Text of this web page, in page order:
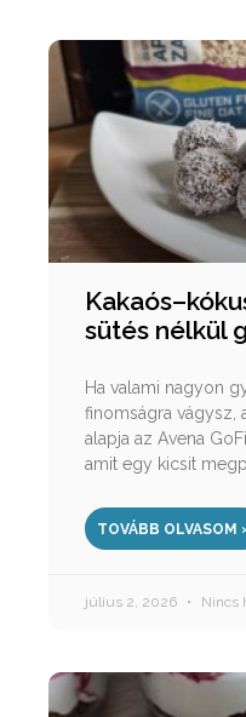
sütés nélkül
Ha valami nagyon
finomságra vágysz,
alapja az Avena
amit egy kicsit
TOVÁBB OLVASOM
július 2, 2026 Nincs